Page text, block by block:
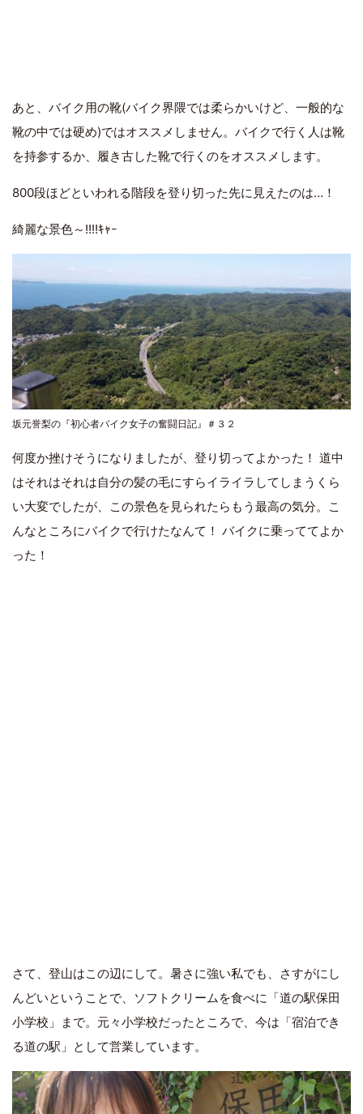
あと、バイク用の靴(バイク界隈では柔らかいけど、一般的な
靴の中では硬め)ではオススメしません。バイクで行く人は靴
を持参するか、履き古した靴で行くのをオススメします。
800段ほどといわれる階段を登り切った先に見えたのは…！
綺麗な景色～!!!!ｷｬｰ
坂元誉梨の『初心者バイク女子の奮闘日記』＃３２
何度か挫けそうになりましたが、登り切ってよかった！ 道中
はそれはそれは自分の髪の毛にすらイライラしてしまうくら
い大変でしたが、この景色を見られたらもう最高の気分。こ
んなところにバイクで行けたなんて！ バイクに乗っててよか
った！
さて、登山はこの辺にして。暑さに強い私でも、さすがにし
んどいということで、ソフトクリームを食べに「道の駅保田
小学校」まで。元々小学校だったところで、今は「宿泊でき
る道の駅」として営業しています。